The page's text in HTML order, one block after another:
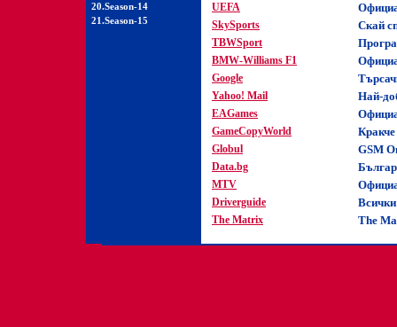
20.Season-14
21.Season-15
UEFA
SkySports Скай
TBWSport
BMW-Williams F1
Google
Yahoo! Mail Най-
EAGames
GameCopyWorld Кракче
Globul GSM
Data.bg
MTV
Driverguide
The Matrix The